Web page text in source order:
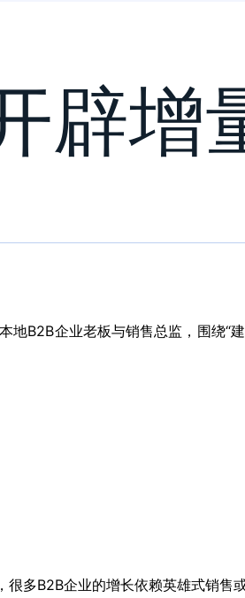
辟增
地B2B企业老板与销售总监，围绕“
多B2B企业的增长依赖英雄式销售